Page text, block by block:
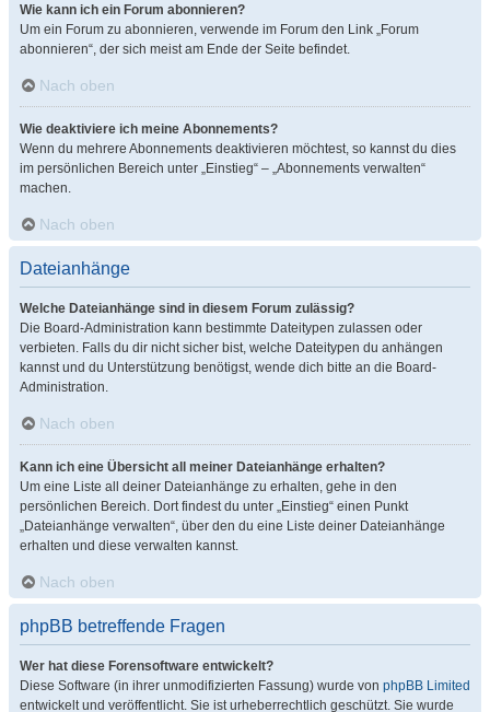
Wie kann ich ein Forum abonnieren?
Um ein Forum zu abonnieren, verwende im Forum den Link „Forum
abonnieren“, der sich meist am Ende der Seite befindet.
Nach oben
Wie deaktiviere ich meine Abonnements?
Wenn du mehrere Abonnements deaktivieren möchtest, so kannst du dies
im persönlichen Bereich unter „Einstieg“ – „Abonnements verwalten“
machen.
Nach oben
Dateianhänge
Welche Dateianhänge sind in diesem Forum zulässig?
Die Board-Administration kann bestimmte Dateitypen zulassen oder
verbieten. Falls du dir nicht sicher bist, welche Dateitypen du anhängen
kannst und du Unterstützung benötigst, wende dich bitte an die Board-
Administration.
Nach oben
Kann ich eine Übersicht all meiner Dateianhänge erhalten?
Um eine Liste all deiner Dateianhänge zu erhalten, gehe in den
persönlichen Bereich. Dort findest du unter „Einstieg“ einen Punkt
„Dateianhänge verwalten“, über den du eine Liste deiner Dateianhänge
erhalten und diese verwalten kannst.
Nach oben
phpBB betreffende Fragen
Wer hat diese Forensoftware entwickelt?
Diese Software (in ihrer unmodifizierten Fassung) wurde von phpBB Limited
entwickelt und veröffentlicht. Sie ist urheberrechtlich geschützt. Sie wurde